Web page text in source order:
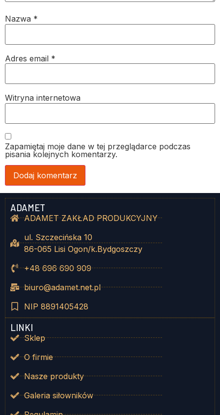
Nazwa *
Adres email *
Witryna internetowa
Zapamiętaj moje dane w tej przeglądarce podczas
pisania kolejnych komentarzy.
ADAMET
ADAMET ZAKŁAD PRODUKCYJNY
ul. Szczecińska 10
86-065 Lisi Ogon/k.Bydgoszczy
+48 696 690 909
biuro@adamet.net.pl
NIP 8891405428
LINKI
Sklep
O firmie
Nasze produkty
Galeria siłowników